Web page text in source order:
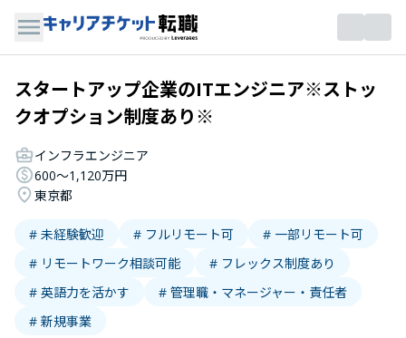
スタートアップ企業のITエンジニア※ストッ
クオプション制度あり※
インフラエンジニア
600〜1,120万円
東京都
# 未経験歓迎 # フルリモート可
# 一部リモート可
# リモートワーク相談可能
# フレックス制度あり
# 英語力を活かす
# 管理職・マネージャー・責任者
# 新規事業